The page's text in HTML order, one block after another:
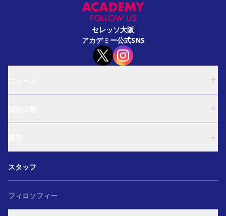
FOLLOW US
セレッソ大阪
アカデミー公式SNS
ガールズU-15
セレクション
和歌山U-15
ガールズU-15
U-18
和歌山U-15
スタッフ
フィロソフィー